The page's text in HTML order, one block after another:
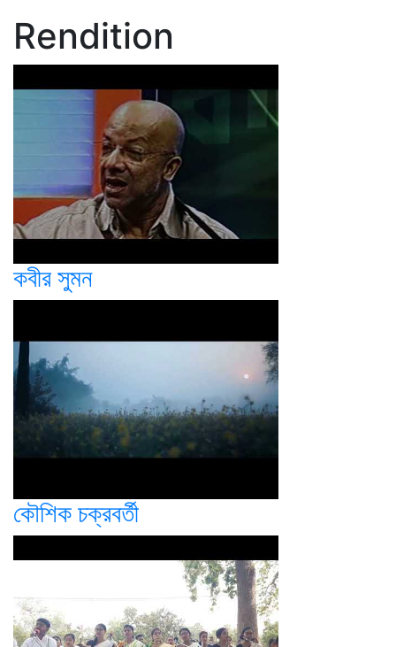
Rendition
কবীর সুমন
কৌশিক চক্রবর্তী